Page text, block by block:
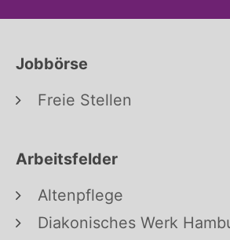
Jobbörse
Freie Stellen
Arbeitsfelder
Altenpflege
Diakonisches Werk